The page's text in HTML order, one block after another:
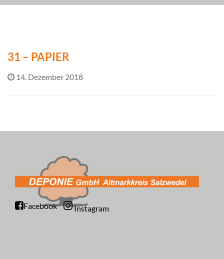
31 – PAPIER
14. Dezember 2018
Facebook Instagram